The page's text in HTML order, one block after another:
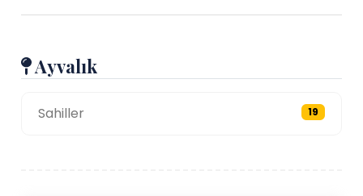
Ayvalık
Sahiller 19